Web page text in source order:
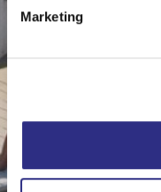
Marketing